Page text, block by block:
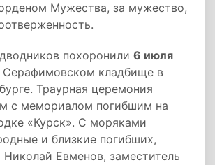
Мужества, за мужество,
похоронили 6 июля
Серафимовском кладбище в
Траурная церемония
с мемориалом погибшим на
«Курск». С моряками
и близкие погибших,
Евменов, заместитель